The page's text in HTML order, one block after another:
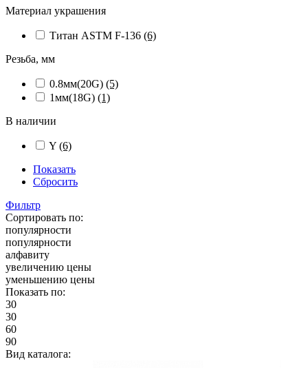
Материал украшения
Титан ASTM F-136 (6)
Резьба, мм
0.8мм(20G) (5)
1мм(18G) (1)
В наличии
Y (6)
Показать
Сбросить
Фильтр
Сортировать по:
популярности
популярности
алфавиту
увеличению цены
уменьшению цены
Показать по:
30
30
60
90
Вид каталога: